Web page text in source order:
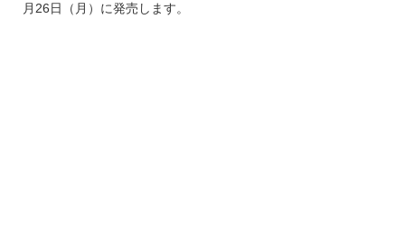
月26日（月）に発売します。